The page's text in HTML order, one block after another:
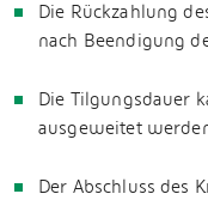
Die Rückzahlung
nach Beendigung
Die Tilgungsdauer
ausgeweitet
Der Abschluss des